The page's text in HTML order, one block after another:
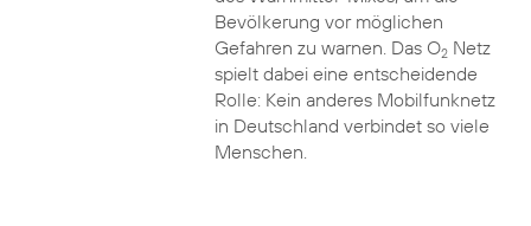
Bevölkerung vor möglichen
Gefahren zu warnen. Das O2Netz
spielt dabei eine entscheidende
Rolle: Kein anderes Mobilfunknetz
in Deutschland verbindet so viele
Menschen.